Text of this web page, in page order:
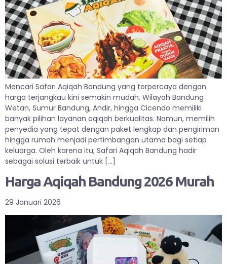
Mencari Safari Aqiqah Bandung yang terpercaya dengan
harga terjangkau kini semakin mudah. Wilayah Bandung
Wetan, Sumur Bandung, Andir, hingga Cicendo memiliki
banyak pilihan layanan aqiqah berkualitas. Namun, memilih
penyedia yang tepat dengan paket lengkap dan pengiriman
hingga rumah menjadi pertimbangan utama bagi setiap
keluarga. Oleh karena itu, Safari Aqiqah Bandung hadir
sebagai solusi terbaik untuk […]
Harga Aqiqah Bandung 2026 Murah
29 Januari 2026